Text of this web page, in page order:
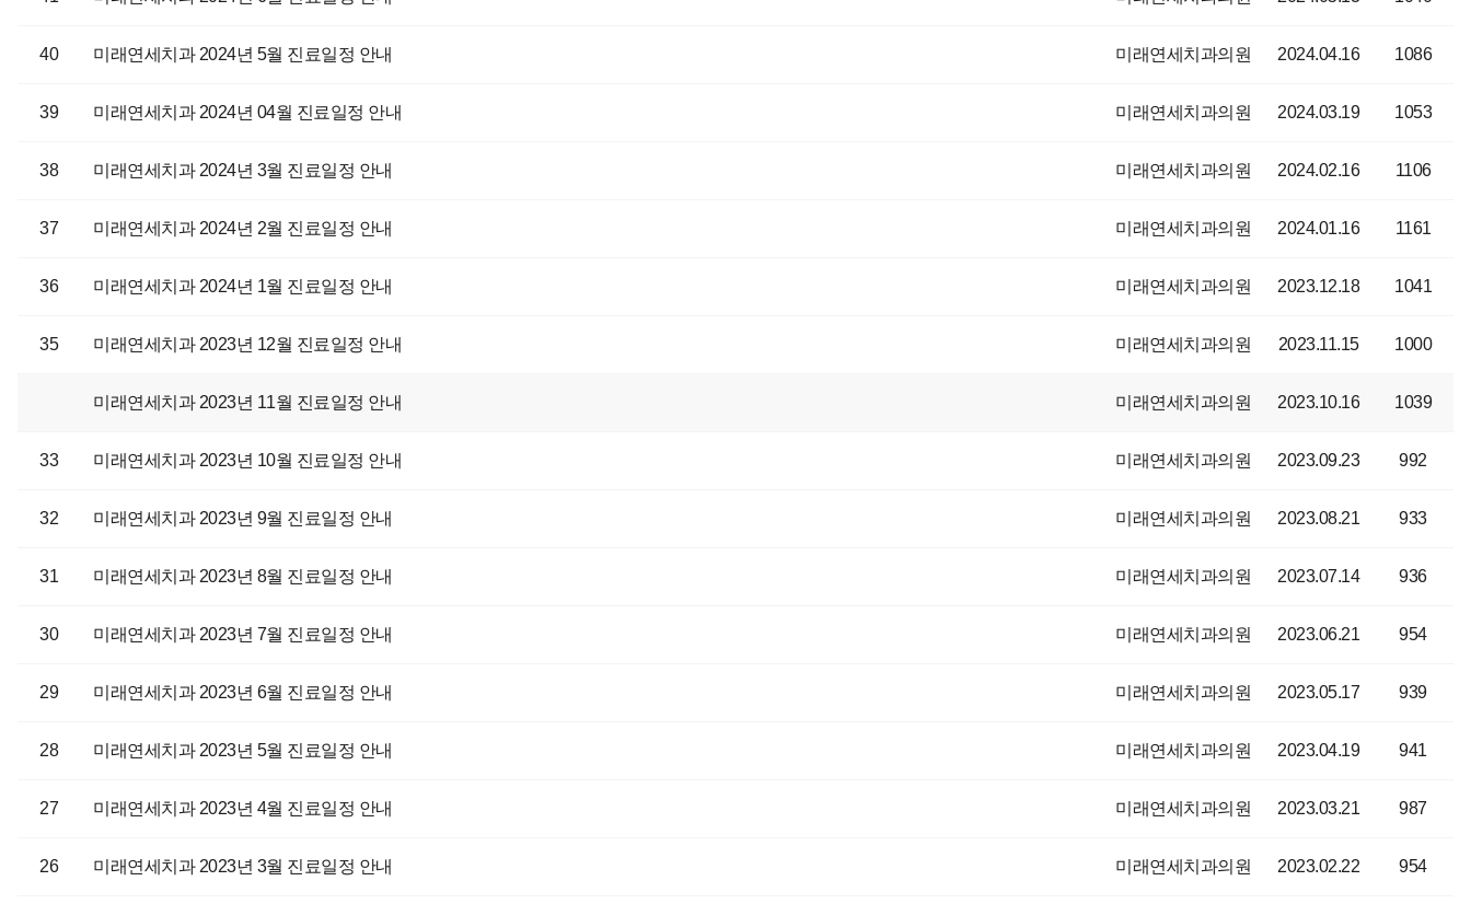
40 미래연세치과 2024년 5월 진료일정 안내 미래연세치과의원 2024.04.16 1086
39 미래연세치과 2024년 04월 진료일정 안내 미래연세치과의원 2024.03.19 1053
38 미래연세치과 2024년 3월 진료일정 안내 미래연세치과의원 2024.02.16 1106
37 미래연세치과 2024년 2월 진료일정 안내 미래연세치과의원 2024.01.16 1161
36 미래연세치과 2024년 1월 진료일정 안내 미래연세치과의원 2023.12.18 1041
35 미래연세치과 2023년 12월 진료일정 안내 미래연세치과의원 2023.11.15 1000
미래연세치과 2023년 11월 진료일정 안내 미래연세치과의원 2023.10.16 1039
33 미래연세치과 2023년 10월 진료일정 안내 미래연세치과의원 2023.09.23 992
32 미래연세치과 2023년 9월 진료일정 안내 미래연세치과의원 2023.08.21 933
31 미래연세치과 2023년 8월 진료일정 안내 미래연세치과의원 2023.07.14 936
30 미래연세치과 2023년 7월 진료일정 안내 미래연세치과의원 2023.06.21 954
29 미래연세치과 2023년 6월 진료일정 안내 미래연세치과의원 2023.05.17 939
28 미래연세치과 2023년 5월 진료일정 안내 미래연세치과의원 2023.04.19 941
27 미래연세치과 2023년 4월 진료일정 안내 미래연세치과의원 2023.03.21 987
26 미래연세치과 2023년 3월 진료일정 안내 미래연세치과의원 2023.02.22 954